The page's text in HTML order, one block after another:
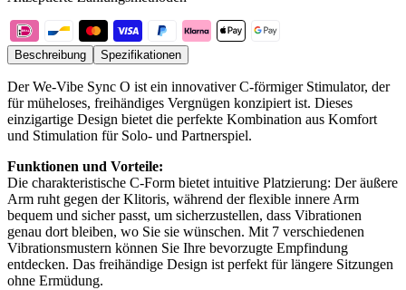
Beschreibung Spezifikationen
Der We-Vibe Sync O ist ein innovativer C-förmiger Stimulator, der
für müheloses, freihändiges Vergnügen konzipiert ist. Dieses
einzigartige Design bietet die perfekte Kombination aus Komfort
und Stimulation für Solo- und Partnerspiel.
Funktionen und Vorteile:
Die charakteristische C-Form bietet intuitive Platzierung: Der äußere
Arm ruht gegen der Klitoris, während der flexible innere Arm
bequem und sicher passt, um sicherzustellen, dass Vibrationen
genau dort bleiben, wo Sie sie wünschen. Mit 7 verschiedenen
Vibrationsmustern können Sie Ihre bevorzugte Empfindung
entdecken. Das freihändige Design ist perfekt für längere Sitzungen
ohne Ermüdung.